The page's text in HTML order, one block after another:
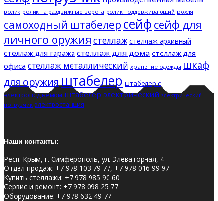
ролик ролик на раздвижные ворота ролик поддерживающий рохля
самоходный штабелер сейфсейф для
личного оружия стеллаж стеллаж архивный
стеллаж для гаража стеллаж для дома стеллаж для
офиса стеллаж металлический хранение одежды шкаф
для оружияштабелер штабелер с
электроподъемом штабелер электрический электрический
погрузчик электростанция
Наши контакты:
Респ. Крым, г. Симферополь, ул. Элеваторная, 4
Отдел продаж: +7 978 103 79 77, +7 978 016 99 97
Купить стеллажи: +7 978 985 90 60
Сервис и ремонт: +7 978 098 25 77
Оборудование: +7 978 632 49 77